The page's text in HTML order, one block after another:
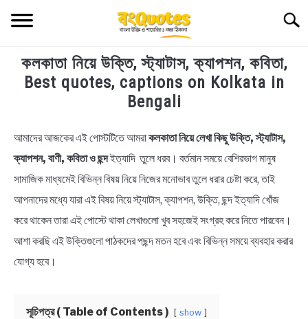
TECHNOLOGY
BIOGRAPHY
EDUCATIONAL
BENGALI WISHES
QUOTES & CAPTIONS
কলকাতা নিয়ে উক্তি, স্ট্যাটাস, ক্যাপশন, কবিতা,
Best quotes, captions on Kolkata in
Bengali
in
Bengali
Quotes
Bengali
Status
আমাদের আজকের এই পোস্টটিতে আমরাকলকাতা নিয়ে লেখা কিছু উক্তি, স্ট্যাটাস,
ক্যাপশন, বাণী, কবিতা ও ছন্দইত্যাদি তুলে ধরব। বর্তমান সময়ে বেশিরভাগ মানুষ
সামাজিক মাধ্যমেই বিভিন্ন বিষয় নিয়ে নিজের মনোভাব তুলে ধরার চেষ্টা করে, তাই
আপনাদের মধ্যে যারা এই বিষয় নিয়ে স্ট্যাটাস, ক্যাপশন, উক্তি, ছন্দ ইত্যাদি খোঁজ
করে থাকেন তারা এই পোস্টে থাকা লেখাগুলো খুব সহজেই সংগ্রহ করে নিতে পারবেন।
আশা করছি এই উক্তিগুলো পাঠকদের পছন্দ মতন হবে এবং বিভিন্ন সময়ে ব্যবহার করার
যোগ্য হবে।
সূচিপত্র ( Table of Contents ) show